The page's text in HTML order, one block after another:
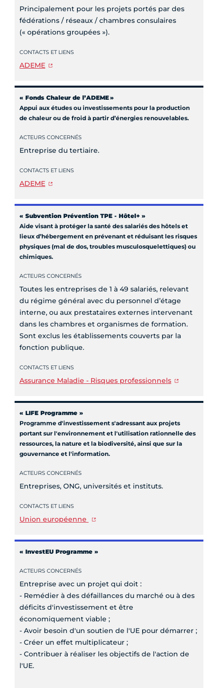
Principalement pour les projets portés par des
fédérations / réseaux / chambres consulaires
(« opérations groupées »).
CONTACTS ET LIENS
ADEME
« Fonds Chaleur de l’ADEME»
Appui aux études ou investissements pour la production
de chaleur ou de froid à partir d’énergies renouvelables.
ACTEURS CONCERNÉS
Entreprise du tertiaire.
CONTACTS ET LIENS
ADEME
« Subvention Prévention TPE - Hôtel+ »
Aide visant à protéger la santé des salariés des hôtels et
lieux d’hébergement en prévenant et réduisant les risques
physiques (mal de dos, troubles musculosquelettiques) ou
chimiques.
ACTEURS CONCERNÉS
Toutes les entreprises de 1 à 49 salariés, relevant
du régime général avec du personnel d’étage
interne, ou aux prestataires externes intervenant
dans les chambres et organismes de formation.
Sont exclus les établissements couverts par la
fonction publique.
CONTACTS ET LIENS
Assurance Maladie - Risques professionnels
« LIFE Programme »
Programme d'investissement s'adressant aux projets
portant sur l'environnement et l'utilisation rationnelle des
ressources, la nature et la biodiversité, ainsi que sur la
gouvernance et l'information.
ACTEURS CONCERNÉS
Entreprises, ONG, universités et instituts.
CONTACTS ET LIENS
Union européenne
« InvestEU Programme »
ACTEURS CONCERNÉS
Entreprise avec un projet qui doit :
- Remédier à des défaillances du marché ou à des
déficits d'investissement et être
économiquement viable ;
- Avoir besoin d'un soutien de l'UE pour démarrer ;
- Créer un effet multiplicateur ;
- Contribuer à réaliser les objectifs de l'action de
l'UE.